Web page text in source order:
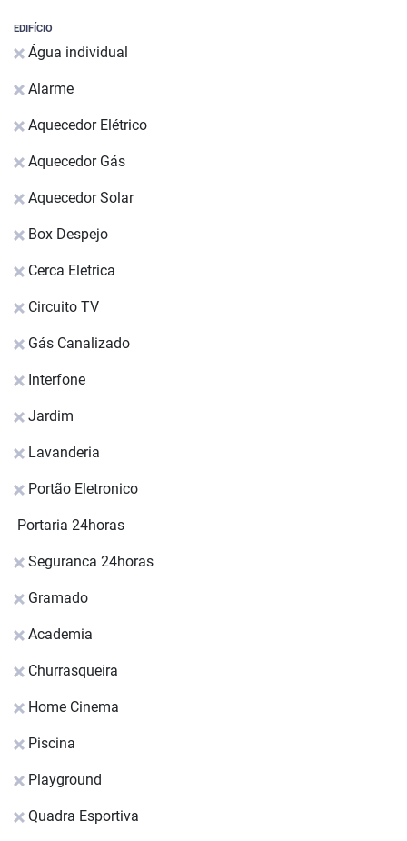
EDIFÍCIO
Água individual
Alarme
Aquecedor Elétrico
Aquecedor Gás
Aquecedor Solar
Box Despejo
Cerca Eletrica
Circuito TV
Gás Canalizado
Interfone
Jardim
Lavanderia
Portão Eletronico
Portaria 24horas
Seguranca 24horas
Gramado
Academia
Churrasqueira
Home Cinema
Piscina
Playground
Quadra Esportiva